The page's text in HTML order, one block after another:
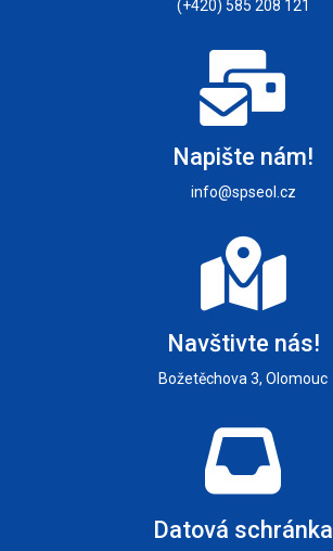
(+420) 585 208 121
Napište nám!
info@spseol.cz
Navštivte nás!
Božetěchova 3, Olomouc
Datová schránka